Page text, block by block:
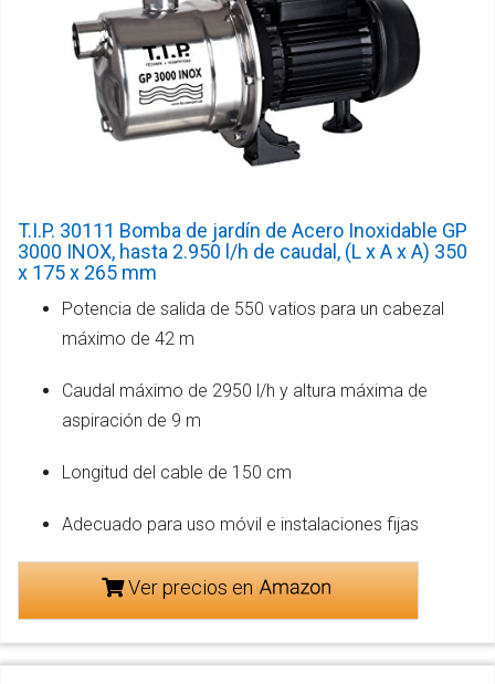
T.I.P. 30111 Bomba de jardín de Acero Inoxidable GP
3000 INOX, hasta 2.950 l/h de caudal, (L x A x A) 350
x 175 x 265 mm
Potencia de salida de 550 vatios para un cabezal
máximo de 42 m
Caudal máximo de 2950 l/h y altura máxima de
aspiración de 9 m
Longitud del cable de 150 cm
Adecuado para uso móvil e instalaciones fijas
Ver precios en